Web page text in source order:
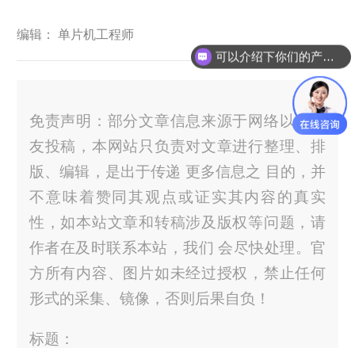
编辑： 单片机工程师
免责声明：部分文章信息来源于网络以及网
友投稿，本网站只负责对文章进行整理、排
版、编辑，是出于传递 更多信息之 目的，并
不意味着赞同其观点或证实其内容的真实
性，如本站文章和转稿涉及版权等问题，请
作者在及时联系本站，我们 会尽快处理。官
方所有内容、图片如未经过授权，禁止任何
形式的采集、镜像，否则后果自负！
标题：
可以介绍下你们的产品么？